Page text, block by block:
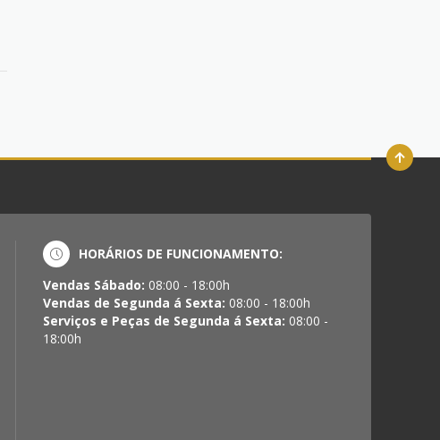
HORÁRIOS DE FUNCIONAMENTO:
Vendas Sábado: 08:00 - 18:00h
Vendas de Segunda á Sexta: 08:00 - 18:00h
Serviços e Peças de Segunda á Sexta: 08:00 -
18:00h